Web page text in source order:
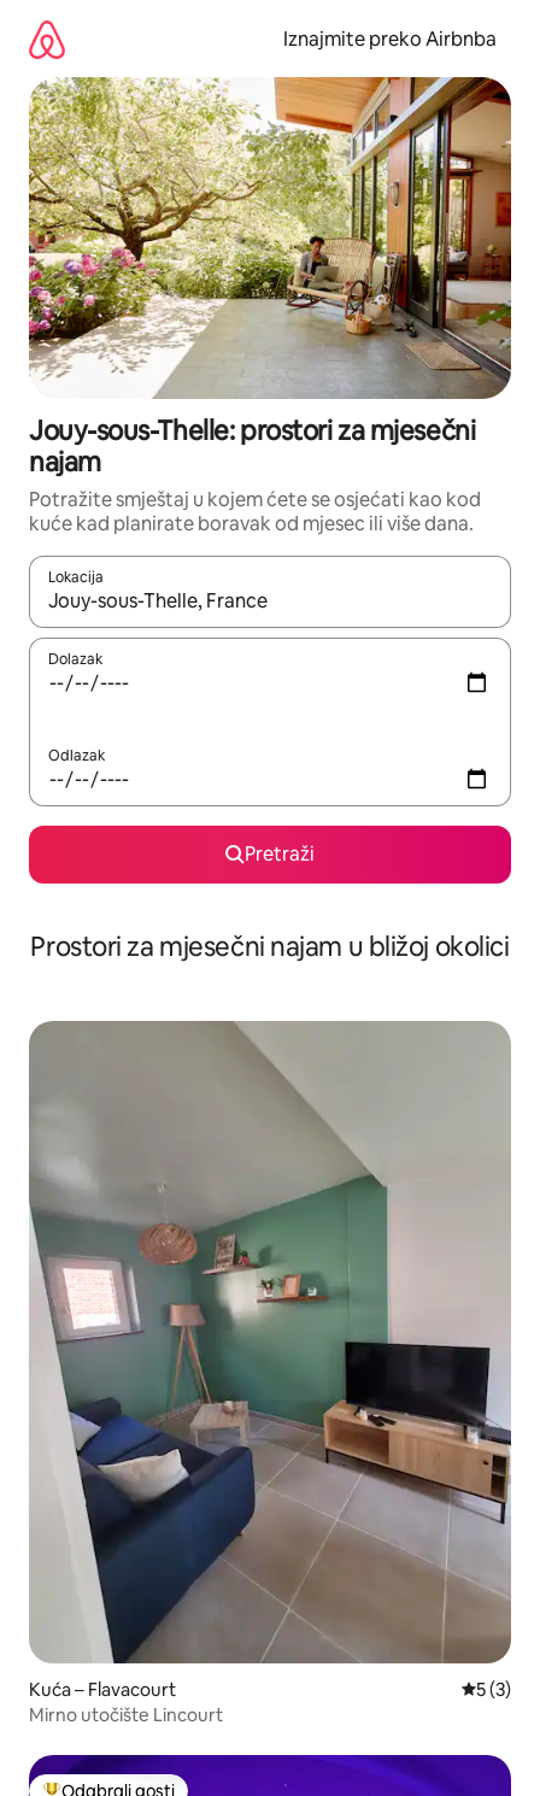
sadržaj
Iznajmite preko Airbnba
Jouy-sous-Thelle: prostori za mjesečni
najam
Potražite smještaj u kojem ćete se osjećati kao kod
kuće kad planirate boravak od mjesec ili više dana.
Lokacija
Kada budu dostupni rezultati, moći ćete ih pregledati
Dolazak
Odlazak
Pretraži
Prostori za mjesečni najam u bližoj okolici
Kuća – Flavacourt
5 (3)
Mirno utočište Lincourt
Odabrali gosti